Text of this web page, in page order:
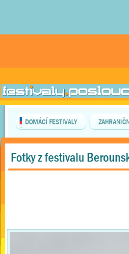
DOMÁCÍ FESTIVALY
Fotky z festivalu